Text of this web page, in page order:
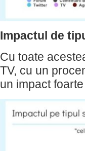
Impactul de
Cu toate
TV, cu un
un impact